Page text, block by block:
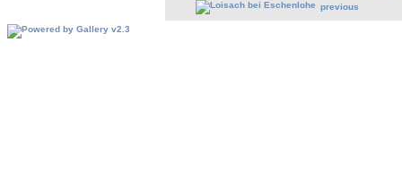
previous